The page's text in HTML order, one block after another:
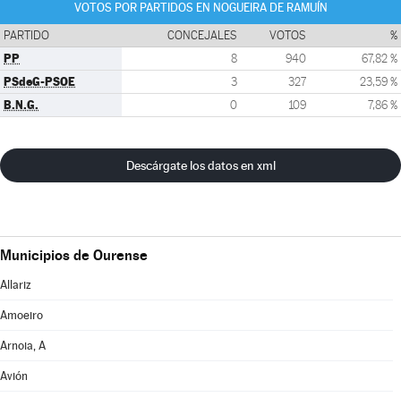
VOTOS POR PARTIDOS EN NOGUEIRA DE RAMUÍN
PARTIDO CONCEJALES VOTOS %
PP 8 940 67,82 %
PSdeG-PSOE 3 327 23,59 %
B.N.G. 0 109 7,86 %
Descárgate los datos en xml
Municipios de Ourense
Allariz
Amoeiro
Arnoia, A
Avión